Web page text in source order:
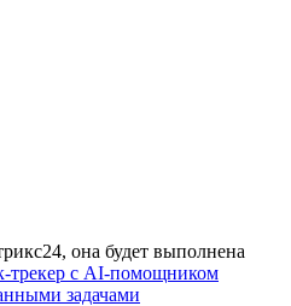
она будет выполнена
трекер с AI-помощником
задачами